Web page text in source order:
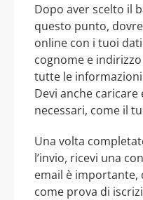
Dopo aver scelto il
questo punto,
online con i tuoi
cognome e
tutte le
Devi anche
necessari, come il
Una volta
l’invio, ricevi una
email è importante,
come prova di